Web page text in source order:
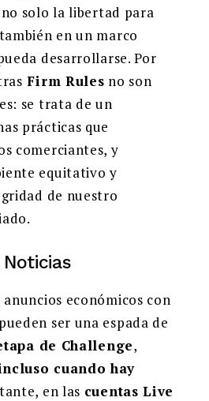
solo la libertad para
en un marco
desarrollarse. Por
Firm Rules no son
se trata de un
prácticas que
comerciantes, y
equitativo y
de nuestro
Noticias
anuncios económicos con
ser una espada de
de Challenge,
cuando hay
en las cuentas Live